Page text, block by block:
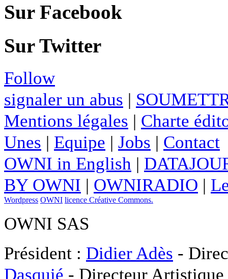
Sur Facebook
Sur Twitter
Follow
signaler un abus |
Mentions légales | Charte
Unes | Equipe | Jobs | Contact
OWNI in English |
BY OWNI | OWNIRADIO |
Wordpress OWNI licence Créative Commons.
OWNI SAS
Président : Didier Adès -
Dasquié - Directeur